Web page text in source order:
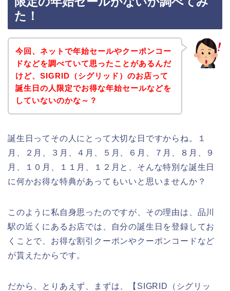
た！
今回、ネットで年始セールやクーポンコー
ドなどを調べていて思ったことがあるんだ
けど、SIGRID（シグリッド）のお店って
誕生日の人限定でお得な年始セールなどを
していないのかな～？
誕生日ってその人にとって大切な日ですからね。１
月、２月、３月、４月、５月、６月、７月、８月、９
月、１０月、１１月、１２月と、そんな特別な誕生日
に何かお得な特典があってもいいと思いませんか？
このように私自身思ったのですが、その理由は、品川
駅の近くにあるお店では、自分の誕生日を登録してお
くことで、お得な割引クーポンやクーポンコードなど
が貰えたからです。
だから、とりあえず、まずは、【SIGRID（シグリッ